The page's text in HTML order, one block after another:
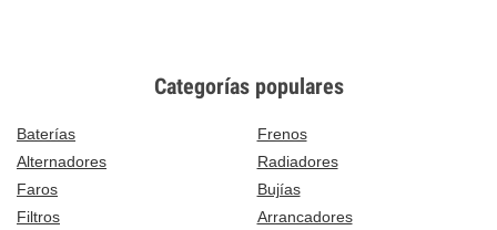
Categorías populares
Baterías
Frenos
Alternadores
Radiadores
Faros
Bujías
Filtros
Arrancadores